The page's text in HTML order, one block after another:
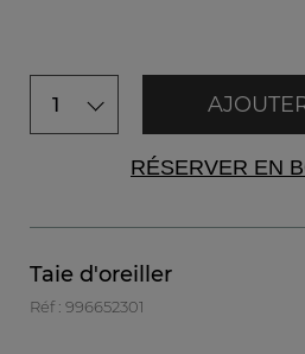
1
RÉSERVER EN
Taie d'oreiller
Réf : 996652301